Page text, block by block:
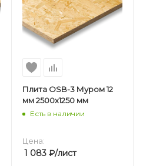
Плита OSB-3 Муром 12
мм 2500х1250 мм
Есть в наличии
Цена:
1 083₽/лист